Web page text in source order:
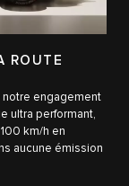
ROUTE
engagement
ultra performant,
km/h en
aucune émission